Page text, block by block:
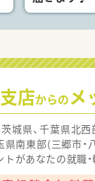
店からのメ
茨城県、千葉県北西
県南東部(三郷市
トがあなたの就職